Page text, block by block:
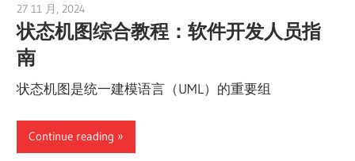
27 11 月, 2024
状态机图综合教程：软件开发人员指
南
状态机图是统一建模语言（UML）的重要组
Continue reading